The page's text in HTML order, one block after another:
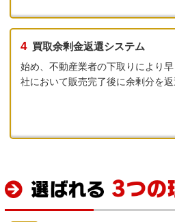
4 買取余剰金返還システム
始め、不動産業者の下取りにより
社において販売完了後に余剰分を返